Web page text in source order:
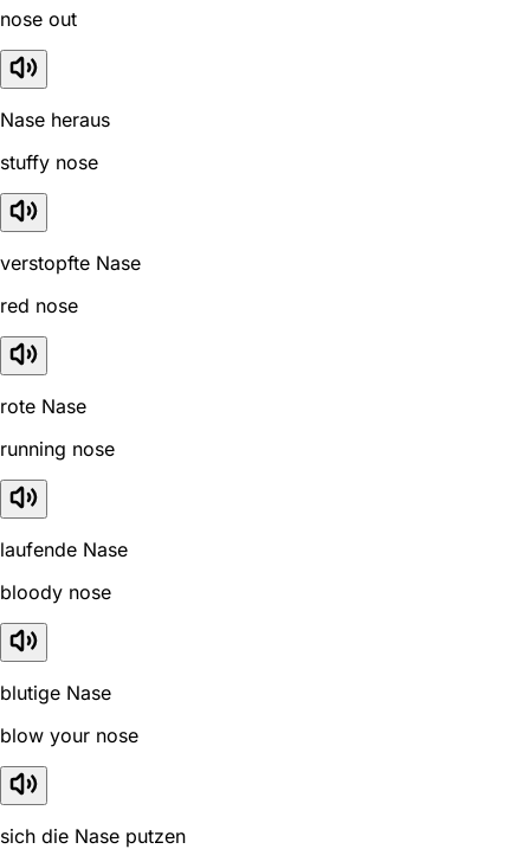
nose out
Nase heraus
stuffy nose
verstopfte Nase
red nose
rote Nase
running nose
laufende Nase
bloody nose
blutige Nase
blow your nose
sich die Nase putzen